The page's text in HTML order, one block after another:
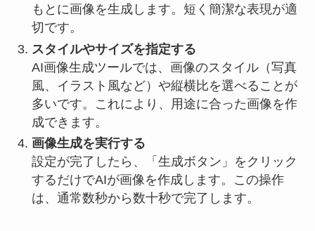
もとに画像を生成します。短く簡潔な表現が適
切です。
スタイルやサイズを指定する
AI画像生成ツールでは、画像のスタイル（写真
風、イラスト風など）や縦横比を選べることが
多いです。これにより、用途に合った画像を作
成できます。
画像生成を実行する
設定が完了したら、「生成ボタン」をクリック
するだけでAIが画像を作成します。この操作
は、通常数秒から数十秒で完了します。